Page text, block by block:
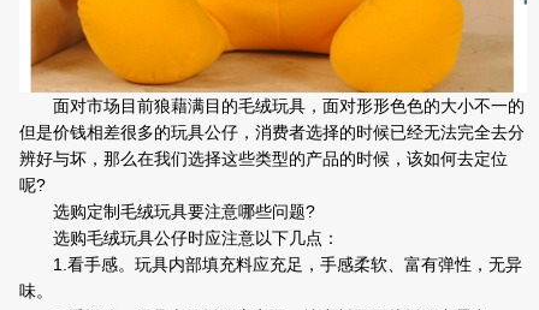
面对市场目前狼藉满目的毛绒玩具，面对形形色色的大小不一的
但是价钱相差很多的玩具公仔，消费者选择的时候已经无法完全去分
辨好与坏，那么在我们选择这些类型的产品的时候，该如何去定位
呢?
选购定制毛绒玩具要注意哪些问题?
选购毛绒玩具公仔时应注意以下几点：
1.看手感。玩具内部填充料应充足，手感柔软、富有弹性，无异
味。